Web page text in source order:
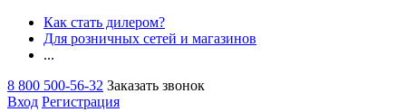
Как стать дилером?
Для розничных сетей и магазинов
...
8 800 500-56-32 Заказать звонок
Вход Регистрация